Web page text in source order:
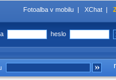
Fotoalba v mobilu | XChat |
heslo